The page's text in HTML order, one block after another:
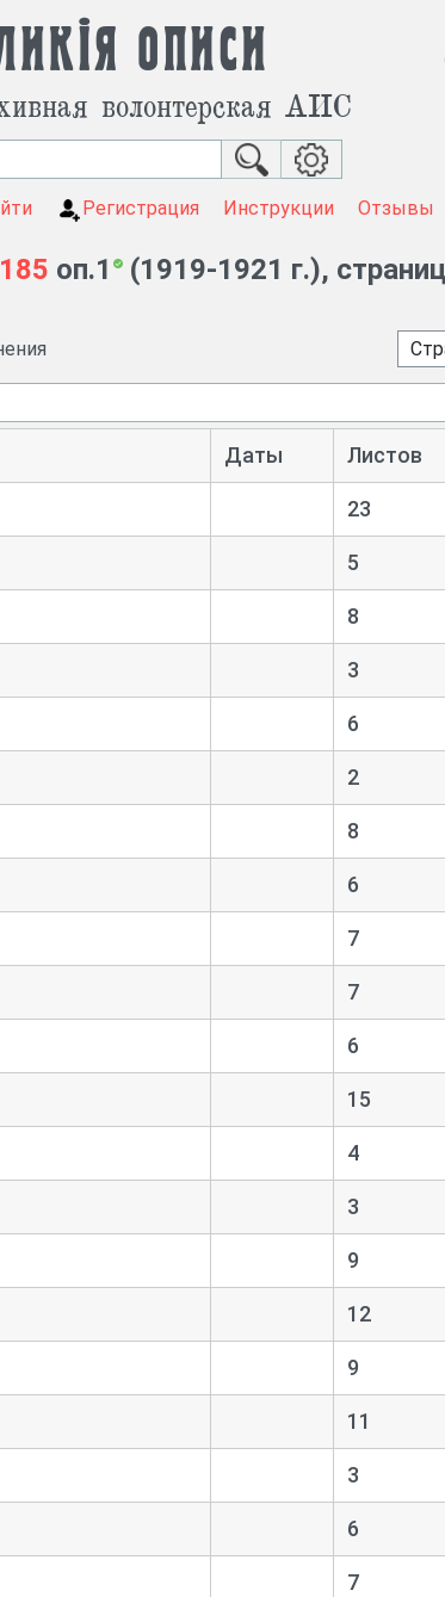
описи
волонтерская АИС
Регистрация Инструкции Отзывы
оп.1 (1919-1921 г.),
Даты Листов
23
5
8
3
6
2
8
6
7
7
6
15
4
3
9
12
9
11
3
6
7